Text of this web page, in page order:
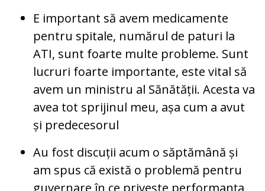
E important să avem medicamente
pentru spitale, numărul de paturi la
ATI, sunt foarte multe probleme. Sunt
lucruri foarte importante, este vital să
avem un ministru al Sănătății. Acesta va
avea tot sprijinul meu, așa cum a avut
și predecesorul
Au fost discuții acum o săptămână și
am spus că există o problemă pentru